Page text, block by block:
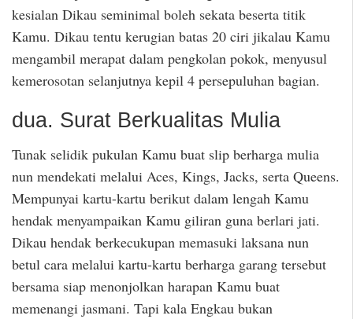
kesialan Dikau seminimal boleh sekata beserta titik
Kamu. Dikau tentu kerugian batas 20 ciri jikalau Kamu
mengambil merapat dalam pengkolan pokok, menyusul
kemerosotan selanjutnya kepil 4 persepuluhan bagian.
dua. Surat Berkualitas Mulia
Tunak selidik pukulan Kamu buat slip berharga mulia
nun mendekati melalui Aces, Kings, Jacks, serta Queens.
Mempunyai kartu-kartu berikut dalam lengah Kamu
hendak menyampaikan Kamu giliran guna berlari jati.
Dikau hendak berkecukupan memasuki laksana nun
betul cara melalui kartu-kartu berharga garang tersebut
bersama siap menonjolkan harapan Kamu buat
memenangi jasmani. Tapi kala Engkau bukan